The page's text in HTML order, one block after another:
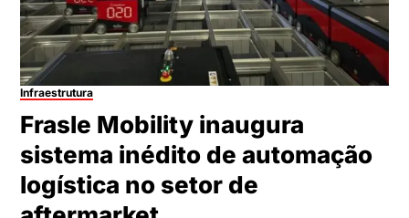
Infraestrutura
Frasle Mobility inaugura
sistema inédito de automação
logística no setor de